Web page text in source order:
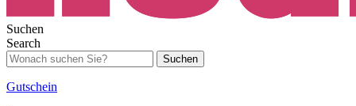
Suchen
Search
Suchen
Gutschein